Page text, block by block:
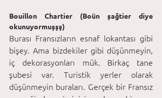
Bouillon Chartier (Boün şağtier diye
okunuyormuşşş)
Burası Fransızların esnaf lokantası gibi
bişey. Ama bizdekiler gibi düşünmeyin,
iç dekorasyonları mük.
Birkaç tane
şubesi var. Turistik yerler olarak
düşünmeyin buraları. Gerçek bir Fransız